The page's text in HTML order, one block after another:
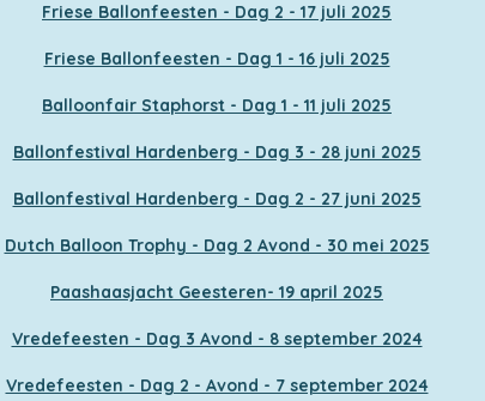
Friese Ballonfeesten - Dag 2 - 17 juli 2025
Friese Ballonfeesten - Dag 1 - 16 juli 2025
Balloonfair Staphorst - Dag 1 - 11 juli 2025
Ballonfestival Hardenberg - Dag 3 - 28 juni 2025
Ballonfestival Hardenberg - Dag 2 - 27 juni 2025
Dutch Balloon Trophy - Dag 2 Avond - 30 mei 2025
Paashaasjacht Geesteren- 19 april 2025
Vredefeesten - Dag 3 Avond - 8 september 2024
Vredefeesten - Dag 2 - Avond - 7 september 2024